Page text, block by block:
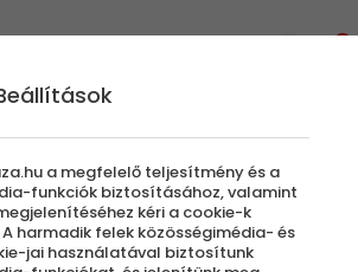
Thai Masszázs
a megfelelő teljesítmény és a
funkciók biztosításához, valamint
kéri a cookie-k
harmadik felek közösségimédia- és
jai használatával biztosítunk